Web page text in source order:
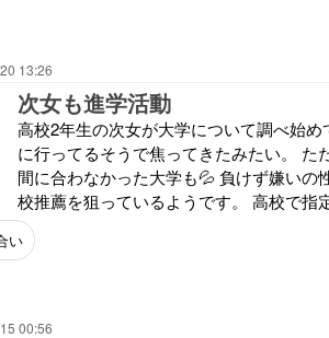
13:26
次女も進学活動
高校2年生の次女が大学について調べ始
に行ってるそうで焦ってきたみたい。 た
間に合わなかった大学も💦 負けず嫌い
校推薦を狙っているようです。 高校で指
い
00:56